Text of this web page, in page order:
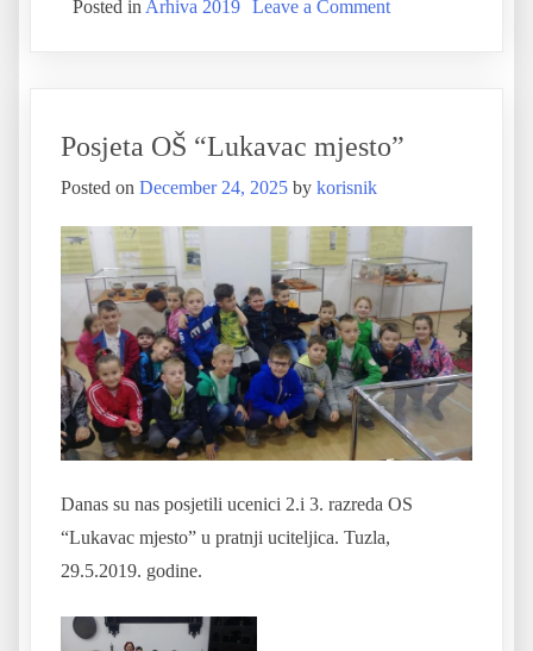
Posted in Arhiva 2019 Leave a Comment
Posjeta OŠ “Lukavac mjesto”
Posted on December 24, 2025 by korisnik
Danas su nas posjetili ucenici 2.i 3. razreda OS
“Lukavac mjesto” u pratnji uciteljica. Tuzla,
29.5.2019. godine.